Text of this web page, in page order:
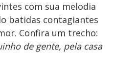
com sua melodia
batidas contagiantes
Confira um trecho:
de gente, pela casa